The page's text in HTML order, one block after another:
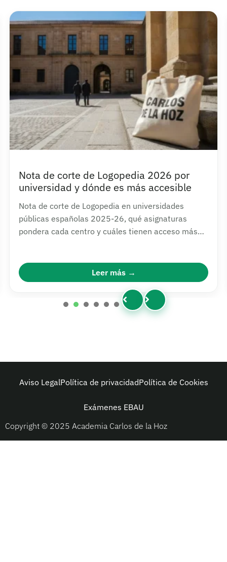
Nota de corte de Logopedia 2026 por
universidad y dónde es más accesible
Nota de corte de Logopedia en universidades
públicas españolas 2025-26, qué asignaturas
pondera cada centro y cuáles tienen acceso más
Leer más
1 2
Aviso LegalPolítica de privacidadPolítica de Cookies
Exámenes EBAU
Copyright © 2025 Academia Carlos de la Hoz